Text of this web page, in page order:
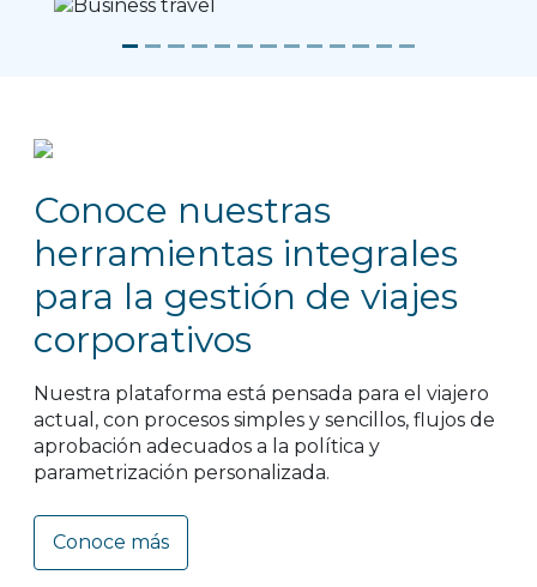
Previous
Conoce nuestras
herramientas integrales
para la gestión de viajes
corporativos
Nuestra plataforma está pensada para el viajero
actual, con procesos simples y sencillos, flujos de
aprobación adecuados a la política y
parametrización personalizada.
Conoce más